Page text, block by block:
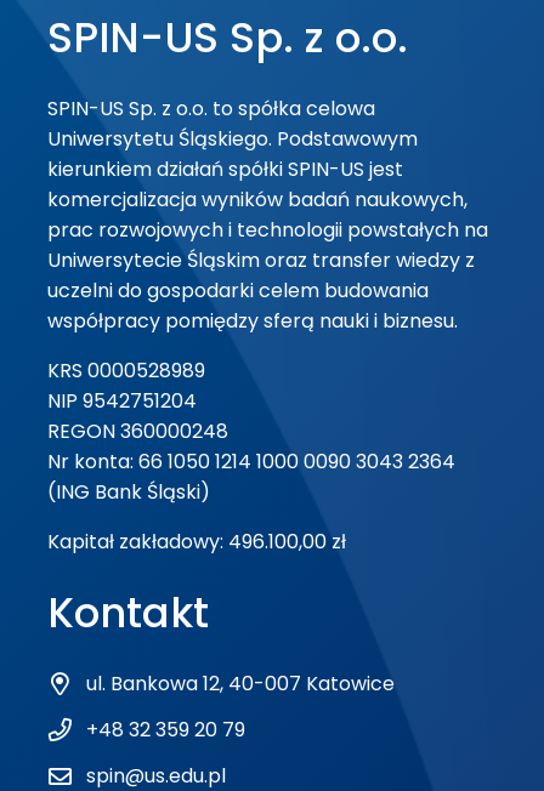
SPIN-US Sp. z o.o.
SPIN-US Sp. z o.o. to spółka celowa
Uniwersytetu Śląskiego. Podstawowym
kierunkiem działań spółki SPIN-US jest
komercjalizacja wyników badań naukowych,
prac rozwojowych i technologii powstałych na
Uniwersytecie Śląskim oraz transfer wiedzy z
uczelni do gospodarki celem budowania
współpracy pomiędzy sferą nauki i biznesu.
KRS 0000528989
NIP 9542751204
REGON 360000248
Nr konta: 66 1050 1214 1000 0090 3043 2364
(ING Bank Śląski)
Kapitał zakładowy: 496.100,00 zł
Kontakt
ul. Bankowa 12, 40-007 Katowice
+48 32 359 20 79
spin@us.edu.pl